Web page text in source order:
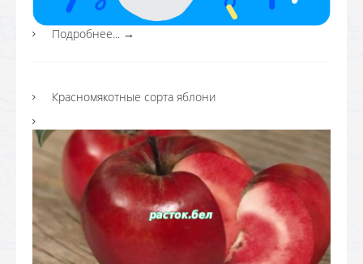
Подробнее... →
Красномякотные сорта яблони